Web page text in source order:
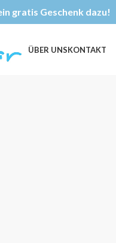
gratis Geschenk dazu!
ÜBER UNSKONTAKT